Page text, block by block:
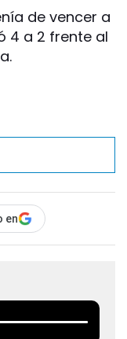
de vencer a
4 a 2 frente al
en